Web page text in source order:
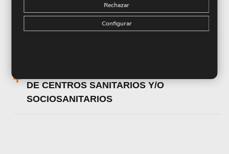
CENTROS SANITARIOS Y/O
SOCIOSANITARIOS
DE CENTROS SANITARIOS Y/O
SOCIOSANITARIOS
Rechazar
Configurar